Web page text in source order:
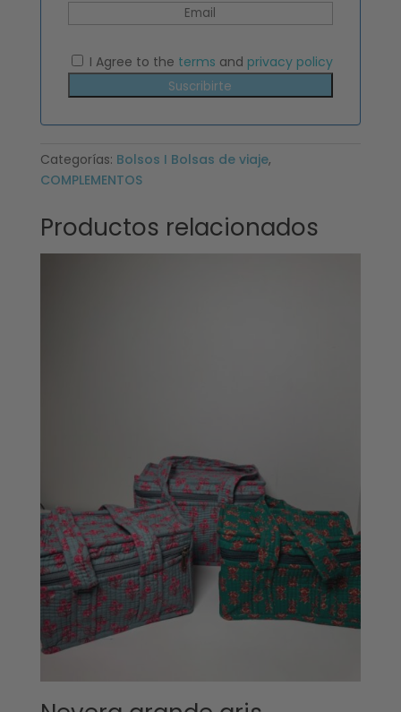
I Agree to the terms and privacy policy
Suscribirte
Categorías: Bolsos I Bolsas de viaje,
COMPLEMENTOS
Productos relacionados